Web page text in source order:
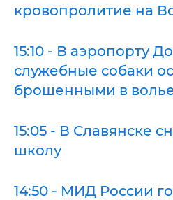
кровопролитие на
15:10 - В аэропорту
служебные собаки
брошенными в
15:05 - В Славянске
школу
14:50 - МИД России